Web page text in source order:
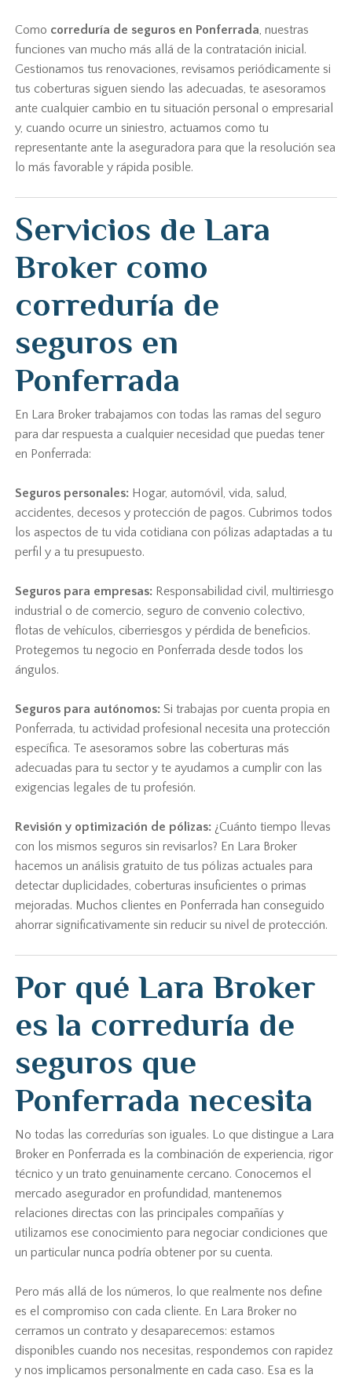
Como correduría de seguros en Ponferrada, nuestras
funciones van mucho más allá de la contratación inicial.
Gestionamos tus renovaciones, revisamos periódicamente si
tus coberturas siguen siendo las adecuadas, te asesoramos
ante cualquier cambio en tu situación personal o empresarial
y, cuando ocurre un siniestro, actuamos como tu
representante ante la aseguradora para que la resolución sea
lo más favorable y rápida posible.
Servicios de Lara
Broker como
correduría de
seguros en
Ponferrada
En Lara Broker trabajamos con todas las ramas del seguro
para dar respuesta a cualquier necesidad que puedas tener
en Ponferrada:
Seguros personales: Hogar, automóvil, vida, salud,
accidentes, decesos y protección de pagos. Cubrimos todos
los aspectos de tu vida cotidiana con pólizas adaptadas a tu
perfil y a tu presupuesto.
Seguros para empresas: Responsabilidad civil, multirriesgo
industrial o de comercio, seguro de convenio colectivo,
flotas de vehículos, ciberriesgos y pérdida de beneficios.
Protegemos tu negocio en Ponferrada desde todos los
ángulos.
Seguros para autónomos: Si trabajas por cuenta propia en
Ponferrada, tu actividad profesional necesita una protección
específica. Te asesoramos sobre las coberturas más
adecuadas para tu sector y te ayudamos a cumplir con las
exigencias legales de tu profesión.
Revisión y optimización de pólizas: ¿Cuánto tiempo llevas
con los mismos seguros sin revisarlos? En Lara Broker
hacemos un análisis gratuito de tus pólizas actuales para
detectar duplicidades, coberturas insuficientes o primas
mejoradas. Muchos clientes en Ponferrada han conseguido
ahorrar significativamente sin reducir su nivel de protección.
Por qué Lara Broker
es la correduría de
seguros que
Ponferrada necesita
No todas las corredurías son iguales. Lo que distingue a Lara
Broker en Ponferrada es la combinación de experiencia, rigor
técnico y un trato genuinamente cercano. Conocemos el
mercado asegurador en profundidad, mantenemos
relaciones directas con las principales compañías y
utilizamos ese conocimiento para negociar condiciones que
un particular nunca podría obtener por su cuenta.
Pero más allá de los números, lo que realmente nos define
es el compromiso con cada cliente. En Lara Broker no
cerramos un contrato y desaparecemos: estamos
disponibles cuando nos necesitas, respondemos con rapidez
y nos implicamos personalmente en cada caso. Esa es la